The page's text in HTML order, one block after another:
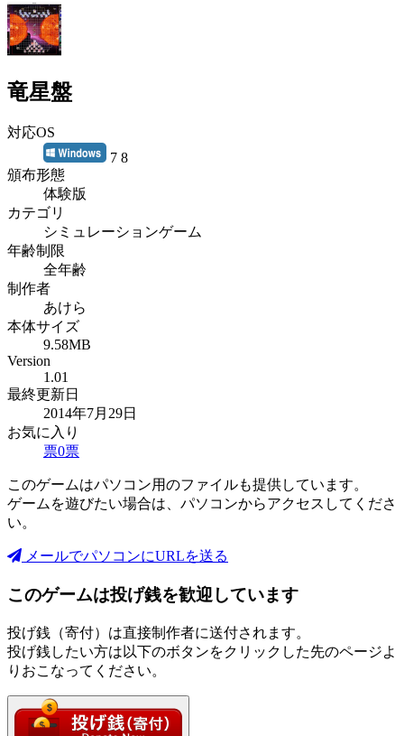
竜星盤
対応OS
7 8
頒布形態
体験版
カテゴリ
シミュレーションゲーム
年齢制限
全年齢
制作者
あけら
本体サイズ
9.58MB
Version
1.01
最終更新日
2014年7月29日
お気に入り
票0票
このゲームはパソコン用のファイルも提供しています。
ゲームを遊びたい場合は、パソコンからアクセスしてくださ
い。
メールでパソコンにURLを送る
このゲームは投げ銭を歓迎しています
投げ銭（寄付）は直接制作者に送付されます。
投げ銭したい方は以下のボタンをクリックした先のページよ
りおこなってください。